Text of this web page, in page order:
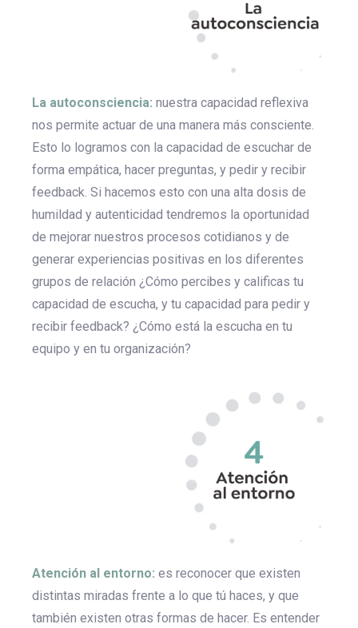
La autoconsciencia: nuestra capacidad reflexiva
nos permite actuar de una manera más consciente.
Esto lo logramos con la capacidad de escuchar de
forma empática, hacer preguntas, y pedir y recibir
feedback. Si hacemos esto con una alta dosis de
humildad y autenticidad tendremos la oportunidad
de mejorar nuestros procesos cotidianos y de
generar experiencias positivas en los diferentes
grupos de relación ¿Cómo percibes y calificas tu
capacidad de escucha, y tu capacidad para pedir y
recibir feedback? ¿Cómo está la escucha en tu
equipo y en tu organización?
Atención al entorno: es reconocer que existen
distintas miradas frente a lo que tú haces, y que
también existen otras formas de hacer. Es entender